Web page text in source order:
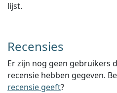
lijst.
Recensies
Er zijn nog geen gebruikers
recensie hebben gegeven.
recensie geeft?